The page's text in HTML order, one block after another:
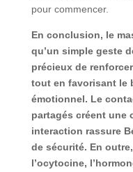
pour commencer.
En conclusion, le
qu’un simple geste
précieux de
tout en favorisant le
émotionnel. Le
partagés créent une
interaction rassure
de sécurité. En
l’ocytocine,